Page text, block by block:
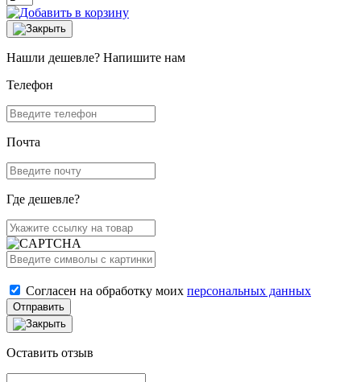
Нашли дешевле? Напишите нам
Телефон
Почта
Где дешевле?
Согласен на обработку моих персональных данных
Отправить
Оставить отзыв